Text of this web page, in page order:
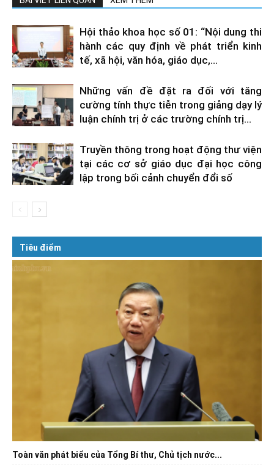
Hội thảo khoa học số 01: “Nội dung thi
hành các quy định về phát triển kinh
tế, xã hội, văn hóa, giáo dục,...
Những vấn đề đặt ra đối với tăng
cường tính thực tiễn trong giảng dạy lý
luận chính trị ở các trường chính trị...
Truyền thông trong hoạt động thư viện
tại các cơ sở giáo dục đại học công
lập trong bối cảnh chuyển đổi số
Tiêu điểm
Toàn văn phát biểu của Tổng Bí thư, Chủ tịch nước...